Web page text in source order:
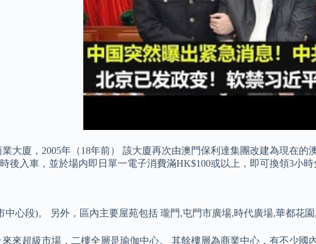
大廈，2005年（18年前） 該大廈再次由澳門保利達集團改建為現在
後入車，並於場内即日單一電子消費滿HK$100或以上，即可換領3小時
心段)。 另外，區內主要屋苑包括 瓏門,屯門市廣場,時代廣場,華都花
來超級市場，二樓全層是瑜伽中心。 其餘樓層為商業中心，有不少